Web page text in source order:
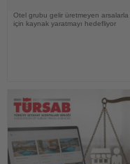
Otel grubu gelir üretmeyen arsalarla
için kaynak yaratmayı hedefliyor